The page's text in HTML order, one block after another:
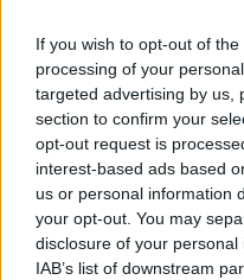
If you wish to opt-out of
processing of your
targeted advertising by us,
section to confirm your
opt-out request is
interest-based ads based
us or personal information
your opt-out. You may
disclosure of your
IAB’s list of downstream
Protagonisti
Dottor Lorenzo
È la migliore del
bene”
15 Luglio 2025